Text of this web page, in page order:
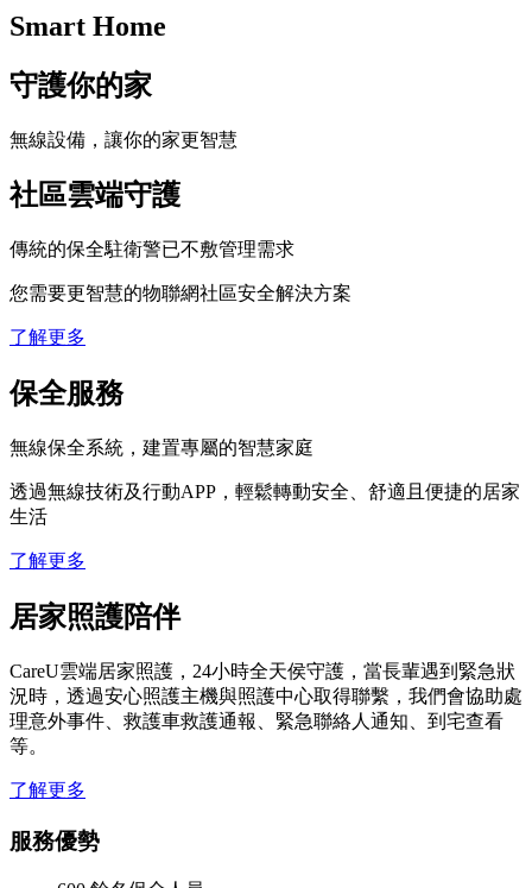
Smart Home
守護你的家
無線設備，讓你的家更智慧
社區雲端守護
傳統的保全駐衛警已不敷管理需求
您需要更智慧的物聯網社區安全解決方案
了解更多
保全服務
無線保全系統，建置專屬的智慧家庭
透過無線技術及行動APP，輕鬆轉動安全、舒適且便捷的居家
生活
了解更多
居家照護陪伴
CareU雲端居家照護，24小時全天侯守護，當長輩遇到緊急狀
況時，透過安心照護主機與照護中心取得聯繫，我們會協助處
理意外事件、救護車救護通報、緊急聯絡人通知、到宅查看
等。
了解更多
服務優勢